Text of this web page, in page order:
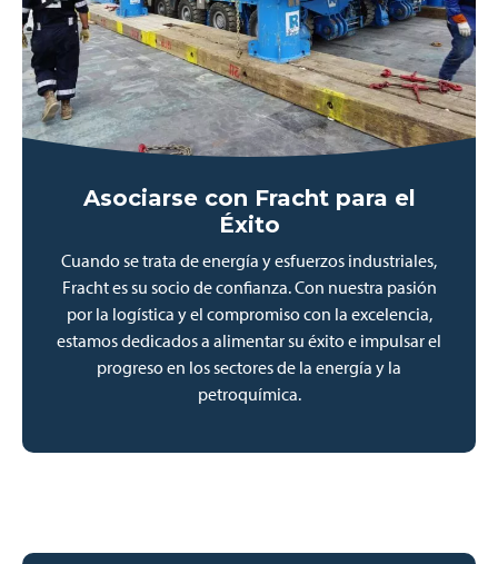
Asociarse con Fracht para el
Éxito
Cuando se trata de energía y esfuerzos industriales,
Fracht es su socio de confianza. Con nuestra pasión
por la logística y el compromiso con la excelencia,
estamos dedicados a alimentar su éxito e impulsar el
progreso en los sectores de la energía y la
petroquímica.